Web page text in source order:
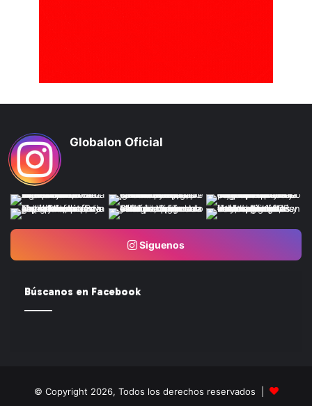
Globalon Oficial
Siguenos
Búscanos en Facebook
© Copyright 2026, Todos los derechos reservados |